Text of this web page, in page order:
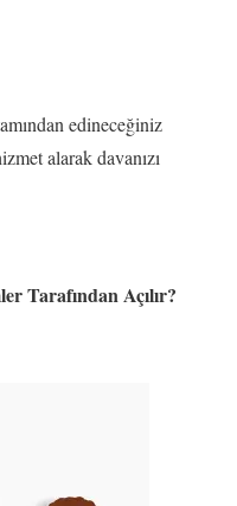
edineceğiniz
alarak davanızı
Tarafından Açılır?